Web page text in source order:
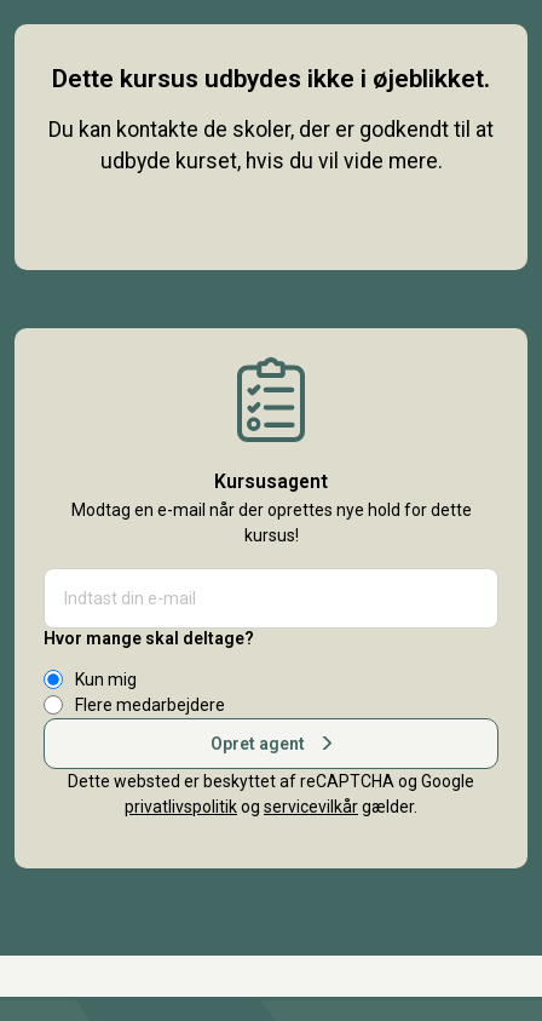
Dette kursus udbydes ikke i øjeblikket.
Du kan kontakte de skoler, der er godkendt til at
udbyde kurset, hvis du vil vide mere.
Kursusagent
Modtag en e-mail når der oprettes nye hold for dette
kursus!
Hvor mange skal deltage?
Kun mig
Flere medarbejdere
Opret agent
Dette websted er beskyttet af reCAPTCHA og Google
privatlivspolitikog servicevilkårgælder.